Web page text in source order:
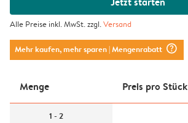
Alle Preise inkl. MwSt. zzgl.Versand
Mehr kaufen, mehr sparen| Mengenrabatt question_mark_circle
Menge Preis pro Stück
1 - 2